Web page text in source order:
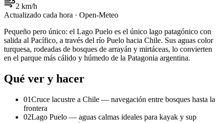
2 km/h
Actualizado cada hora · Open-Meteo
Pequeño pero único: el Lago Puelo es el único lago patagónico con
salida al Pacífico, a través del río Puelo hacia Chile. Sus aguas color
turquesa, rodeadas de bosques de arrayán y mirtáceas, lo convierten
en el parque más cálido y húmedo de la Patagonia argentina.
Qué ver y hacer
01Cruce lacustre a Chile — navegación entre bosques hasta la
frontera
02Lago Puelo — aguas calmas ideales para kayak y sup